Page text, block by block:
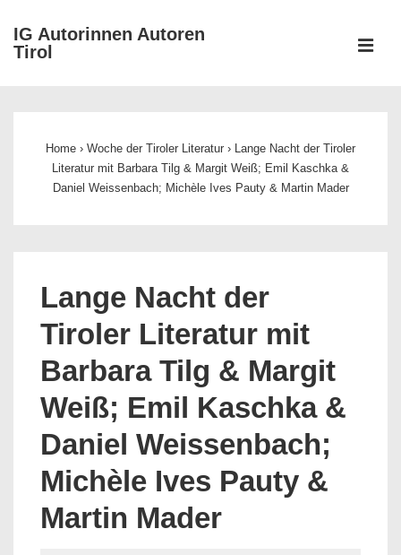
Zum
Inhalt
IG Autorinnen Autoren
Tirol
Home › Woche der Tiroler Literatur › Lange Nacht der Tiroler
Literatur mit Barbara Tilg & Margit Weiß; Emil Kaschka &
Daniel Weissenbach; Michèle Ives Pauty & Martin Mader
Lange Nacht der
Tiroler Literatur mit
Barbara Tilg & Margit
Weiß; Emil Kaschka &
Daniel Weissenbach;
Michèle Ives Pauty &
Martin Mader